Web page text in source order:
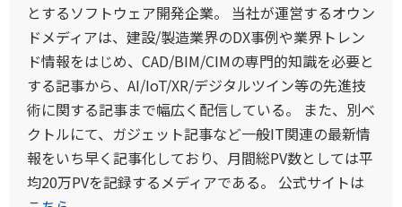
とするソフトウェア開発企業。 当社が運営するオウン
ドメディアは、建設/製造業界のDX事例や業界トレン
ド情報をはじめ、CAD/BIM/CIMの専門的知識を必要と
する記事から、AI/IoT/XR/デジタルツイン等の先進技
術に関する記事まで幅広く配信している。 また、別ベ
クトルにて、ガジェット記事など一般IT関連の最新情
報をいち早く記事化しており、月間総PV数としては平
均20万PVを記録するメディアである。 公式サイトは